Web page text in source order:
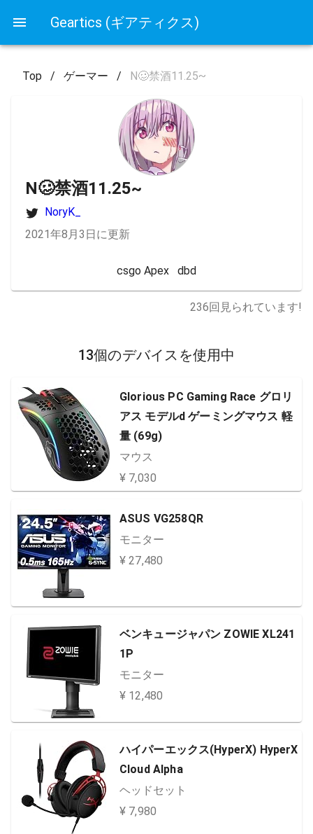
Geartics (ギアティクス)
Top / ゲーマー / N🥴禁酒11.25~
N🥴禁酒11.25~
NoryK_
2021年8月3日に更新
csgo Apex   dbd
236回見られています!
13個のデバイスを使用中
Glorious PC Gaming Race グロリ
アス モデルd ゲーミングマウス 軽
量 (69g)
マウス
¥ 7,030
ASUS VG258QR
モニター
¥ 27,480
ベンキュージャパン ZOWIE XL241
1P
モニター
¥ 12,480
ハイパーエックス(HyperX) HyperX
Cloud Alpha
ヘッドセット
¥ 7,980